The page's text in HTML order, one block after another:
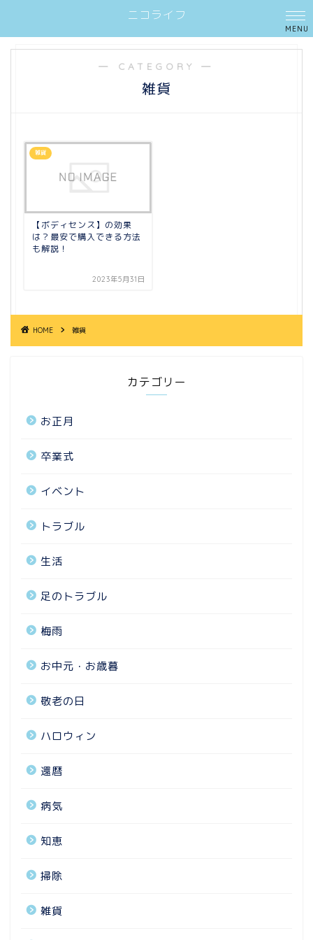
ニコライフ
― CATEGORY ―
雑貨
雑貨
【ボディセンス】の効果
は？最安で購入できる方法
も解説！
2023年5月31日
HOME 雑貨
カテゴリー
お正月
卒業式
イベント
トラブル
生活
足のトラブル
梅雨
お中元・お歳暮
敬老の日
ハロウィン
還暦
病気
知恵
掃除
雑貨